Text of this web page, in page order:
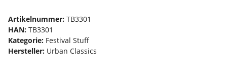
Artikelnummer: TB3301
HAN: TB3301
Kategorie: Festival Stuff
Hersteller: Urban Classics